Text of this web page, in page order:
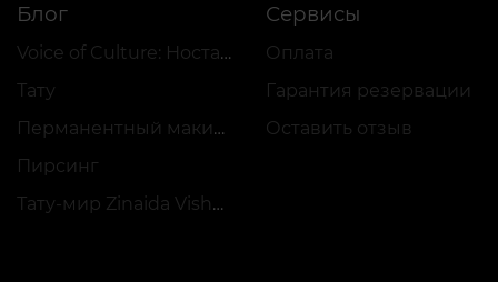
Блог
Voice of Culture: Ностальгия по 2000-м
Тату
Перманентный макияж
Пирсинг
Тату-мир Zinaida Vishenka
Сервисы
Оплата
Гарантия резервации
Оставить отзыв